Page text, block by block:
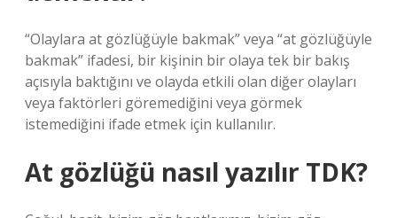
“Olaylara at gözlüğüyle bakmak” veya “at gözlüğüyle
bakmak” ifadesi, bir kişinin bir olaya tek bir bakış
açısıyla baktığını ve olayda etkili olan diğer olayları
veya faktörleri göremediğini veya görmek
istemediğini ifade etmek için kullanılır.
At gözlüğü nasıl yazılır TDK?